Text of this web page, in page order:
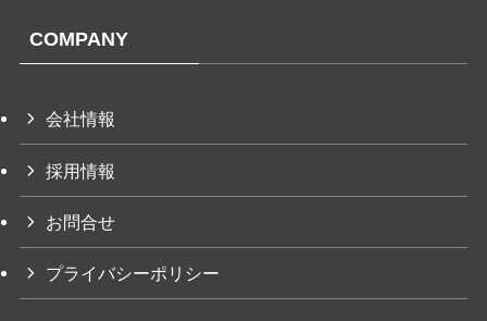
COMPANY
会社情報
採用情報
お問合せ
プライバシーポリシー